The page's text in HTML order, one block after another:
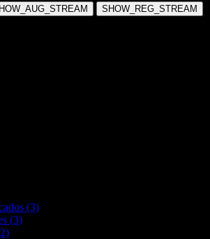
SHOW_REG_STREAM
(3)
(3)